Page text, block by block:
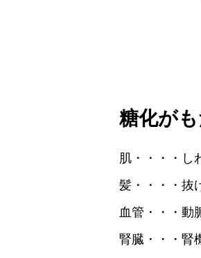
糖化が
肌・・・・し
髪・・・・抜
血管・・・動
腎臓・・・腎